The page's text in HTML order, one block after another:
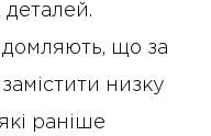
що за
низку
раніше